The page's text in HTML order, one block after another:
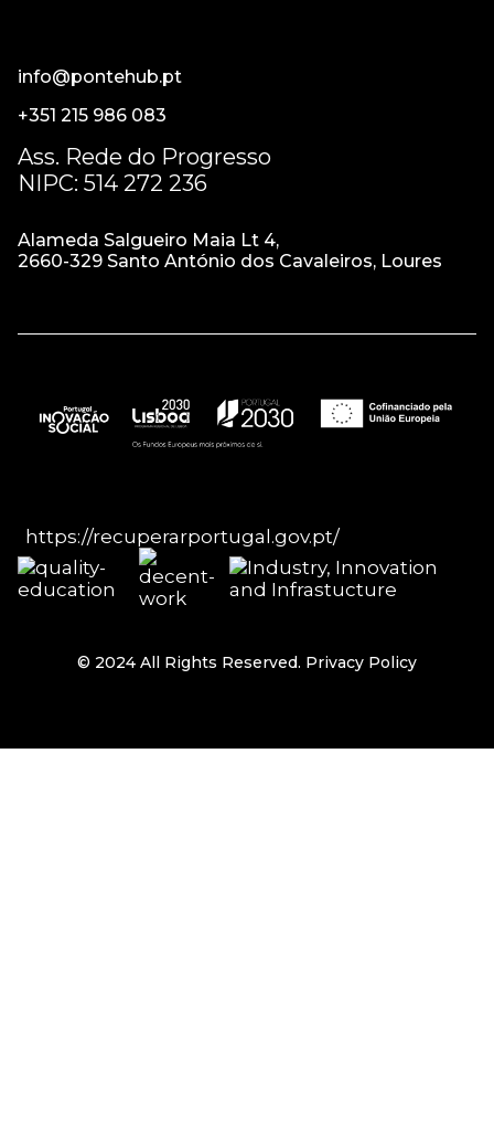
info@pontehub.pt
+351 215 986 083
Ass. Rede do Progresso
NIPC: 514 272 236
Alameda Salgueiro Maia Lt 4,
2660-329 Santo António dos Cavaleiros, Loures
https://recuperarportugal.gov.pt/
© 2024 All Rights Reserved. Privacy Policy